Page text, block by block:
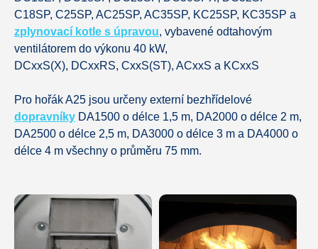
C18SP, C25SP, AC25SP, AC35SP, KC25SP, KC35SP a
zplynovací kotle s úpravou, vybavené odtahovým
ventilátorem do výkonu 40 kW,
DCxxS(X), DCxxRS, CxxS(ST), ACxxS a KCxxS
Pro hořák A25 jsou určeny externí bezhřídelové
dopravníky DA1500 o délce 1,5 m, DA2000 o délce 2 m,
DA2500 o délce 2,5 m, DA3000 o délce 3 m a DA4000 o
délce 4 m všechny o průměru 75 mm.